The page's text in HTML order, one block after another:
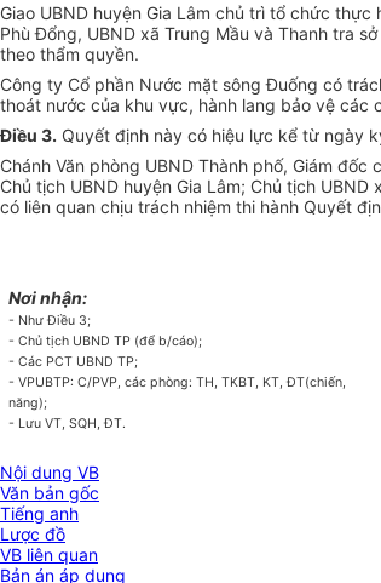
Giao UBND huyện Gia Lâm chủ trì tổ chức
Phù Đổng, UBND xã Trung Mầu và Thanh tra
theo thẩm quyền.
Công ty Cổ phần Nước mặt sông Đuống có
thoát nước của khu vực, hành lang bảo vệ các
Điều 3. Quyết định này có hiệu lực kể từ ngày
Chánh Văn phòng UBND Thành phố, Giám đốc
Chủ tịch UBND huyện Gia L âm; Chủ tịch UBND
có liên quan chịu trách nhiệm thi hành Quyết
Nơi nhận:
- Như Điều 3;
- Chủ tịch UBND TP (để b/cáo);
- Các PCT UBND TP;
- VPUBTP: C/PVP, các phòng: TH, TKBT, KT, ĐT(chiến,
năng);
- Lưu VT, SQH, ĐT.
Nội dung VB
Văn bản gốc
Tiếng anh
Lược đồ
VB liên quan
Bản án áp dụng